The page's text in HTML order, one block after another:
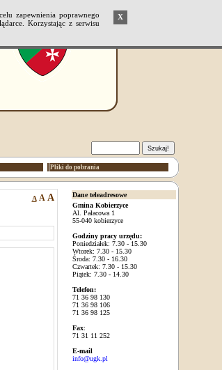
zapewnienia poprawnego
Korzystając z serwisu
X
Pliki do pobrania
A A A
Dane teleadresowe
Gmina Kobierzyce
Al. Pałacowa 1
55-040 kobierzyce
Godziny pracy urzędu:
Poniedziałek: 7.30 - 15.30
Wtorek: 7.30 - 15.30
Środa: 7.30 - 16.30
Czwartek: 7.30 - 15.30
Piątek: 7.30 - 14.30
Telefon:
71 36 98 130
71 36 98 106
71 36 98 125
Fax:
71 31 11 252
E-mail
info@ugk.pl